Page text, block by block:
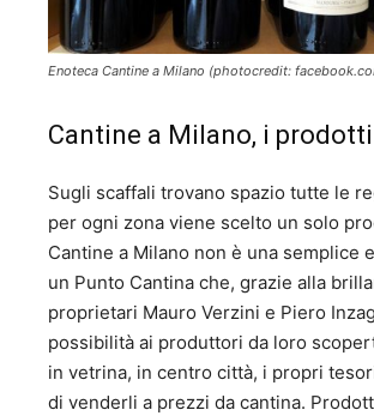
Enoteca Cantine a Milano (photocredit:
Cantine a Milano, i prodotti
Sugli scaffali trovano spazio tutte le
per ogni zona viene scelto un solo
Cantine a Milano non è una semplice
un Punto Cantina che, grazie alla
proprietari Mauro Verzini e Piero
possibilità ai produttori da loro
in vetrina, in centro città, i propri
di venderli a prezzi da cantina.